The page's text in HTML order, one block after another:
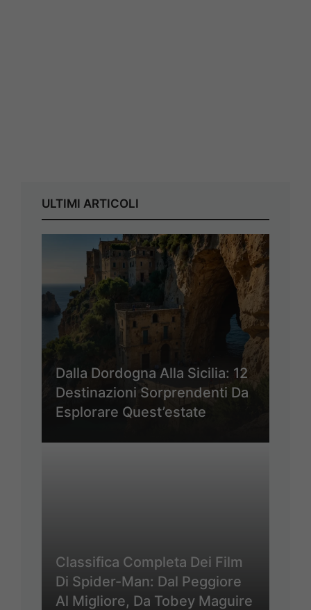
ULTIMI ARTICOLI
Dalla Dordogna Alla Sicilia: 12
Destinazioni Sorprendenti Da
Esplorare Quest’estate
Classifica Completa Dei Film
Di Spider-Man: Dal Peggiore
Al Migliore, Da Tobey Maguire